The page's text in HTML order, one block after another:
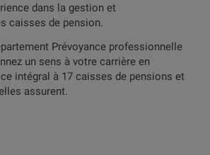
dans la gestion et
caisses de pension.
Prévoyance professionnelle
un sens à votre carrière en
intégral à 17 caisses de pensions et
assurent.